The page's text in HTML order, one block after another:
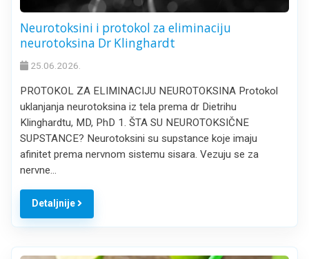
Neurotoksini i protokol za eliminaciju
neurotoksina Dr Klinghardt
25.06.2026.
PROTOKOL ZA ELIMINACIJU NEUROTOKSINA Protokol
uklanjanja neurotoksina iz tela prema dr Dietrihu
Klinghardtu, MD, PhD 1. ŠTA SU NEUROTOKSIČNE
SUPSTANCE? Neurotoksini su supstance koje imaju
afinitet prema nervnom sistemu sisara. Vezuju se za
nervne…
Detaljnije